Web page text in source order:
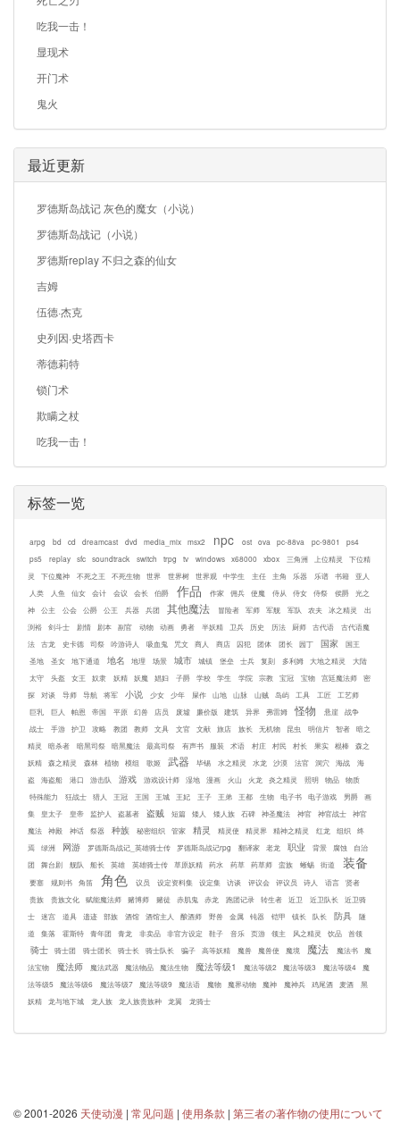
吃我一击！
显现术
开门术
鬼火
最近更新
罗德斯岛战记 灰色的魔女（小说）
罗德斯岛战记（小说）
罗德斯replay 不归之森的仙女
吉姆
伍德·杰克
史列因·史塔西卡
蒂德莉特
锁门术
欺瞒之杖
吃我一击！
标签一览
arpg bd cd dreamcast dvd media_mix msx2 npc ost ova pc-88va pc-9801
ps4
ps5
replay sfc soundtrack switch trpg tv windows x68000 xbox 三角洲 上位精灵
下位精
灵
下位魔神 不死之王 不死生物 世界 世界树 世界观 中学生 主任 主角 乐器 乐谱 书籍
亚人
人类
人鱼 仙女 会计 会议 会长 伯爵 作品 作家 佣兵 使魔 侍从 侍女 侍祭 侯爵
光之
神
公主 公会 公爵 公王 兵器 兵团 其他魔法 冒险者 军师 军舰 军队 农夫 冰之精灵
出
渕裕
剑斗士 剧情 剧本 副官 动物 动画 勇者 半妖精 卫兵 历史 历法 厨师 古代语
古代语魔
法
古龙 史卡德 司祭 吟游诗人 吸血鬼 咒文 商人 商店 囚犯 团体 团长 园丁 国家
国王
圣地
圣女 地下通道 地名 地理 场景 城市 城镇 堡垒 士兵 复刻 多利姆 大地之精灵
大陆
太守
头盔 女王 奴隶 妖精 妖魔 娼妇 子爵 学校 学生 学院 宗教 宝冠 宝物 宫廷魔法师
密
探
对谈 导师 导航 将军 小说 少女 少年 屎作 山地 山脉 山贼 岛屿 工具 工匠
工艺师
巨乳
巨人 帕恩 帝国 平原 幻兽 店员 废墟 廉价版 建筑 异界 弗雷姆 怪物 悬崖
战争
战士
手游 护卫 攻略 教团 教师 文具 文官 文献 旅店 族长 无机物 昆虫 明信片 智者
暗之
精灵
暗杀者 暗黑司祭 暗黑魔法 最高司祭 有声书 服装 术语 村庄 村民 村长 果实 棍棒
森之
妖精
森之精灵 森林 植物 模组 歌姬 武器 毕锡 水之精灵 水龙 沙漠 法官 洞穴 海战
海
盗
海盗船 港口 游击队 游戏 游戏设计师 湿地 漫画 火山 火龙 炎之精灵 照明 物品
物质
特殊能力
狂战士 猎人 王冠 王国 王城 王妃 王子 王弟 王都 生物 电子书 电子游戏 男爵
画
集
皇太子 皇帝 监护人 盗墓者 盗贼 短篇 矮人 矮人族 石碑 神圣魔法 神官 神官战士
神官
魔法
神殿 神话 祭器 种族 秘密组织 管家 精灵 精灵使 精灵界 精神之精灵 红龙 组织
终
焉
绿洲 网游 罗德斯岛战记_英雄骑士传 罗德斯岛战记rpg 翻译家 老龙 职业 背景 腐蚀
自治
团
舞台剧 舰队 船长 英雄 英雄骑士传 草原妖精 药水 药草 药草师 蛮族 蜥蜴 街道 装备
要塞 规则书 角笛 角色 议员 设定资料集 设定集 访谈 评议会 评议员 诗人 语言
贤者
贵族
贵族文化 赋能魔法师 赌博师 赌徒 赤肌鬼 赤龙 跑团记录 转生者 近卫 近卫队长
近卫骑
士
迷宫 道具 遗迹 部族 酒馆 酒馆主人 酿酒师 野兽 金属 钝器 铠甲 镇长 队长 防具
隧
道
集落 霍斯特 青年团 青龙 非卖品 非官方设定 鞋子 音乐 页游 领主 风之精灵 饮品 首领
骑士 骑士团 骑士团长 骑士长 骑士队长 骗子 高等妖精 魔兽 魔兽使 魔境 魔法 魔法书
魔
法宝物
魔法师 魔法武器 魔法物品 魔法生物 魔法等级1 魔法等级2 魔法等级3 魔法等级4
魔
法等级5
魔法等级6 魔法等级7 魔法等级9 魔法语 魔物 魔界动物 魔神 魔神兵 鸡尾酒 麦酒
黑
妖精
龙与地下城 龙人族 龙人族贵族种 龙翼 龙骑士
© 2001-2026 天使动漫 | 常见问题 | 使用条款 | 第三者の著作物の使用について